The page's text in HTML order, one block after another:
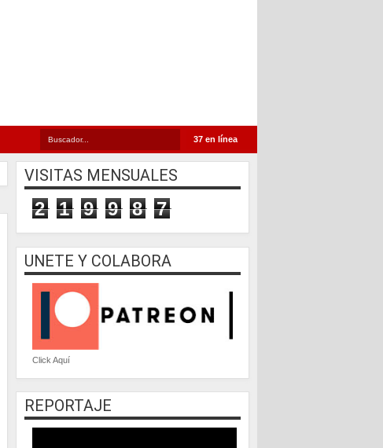
37 en línea
VISITAS MENSUALES
2 1 9 9 8 7
UNETE Y COLABORA
Click Aquí
REPORTAJE